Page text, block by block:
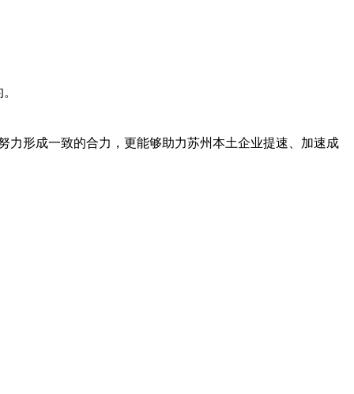
力形成一致的合力，更能够助力苏州本土企业提速、加速成